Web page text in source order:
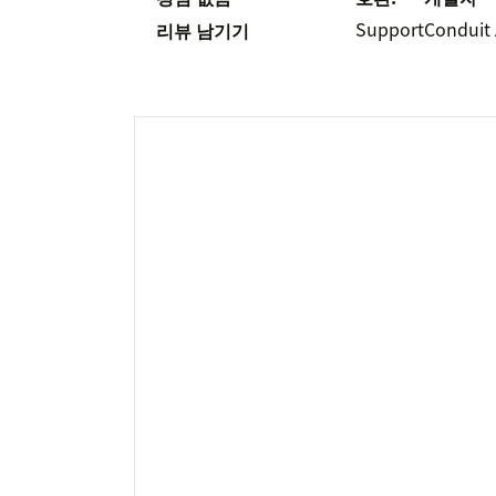
리뷰 남기기
SupportConduit